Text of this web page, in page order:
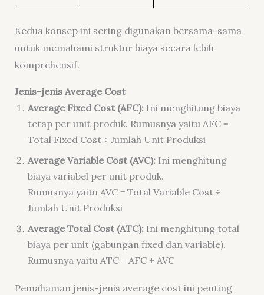
Kedua konsep ini sering digunakan bersama-sama
untuk memahami struktur biayasecara lebih
komprehensif.
Jenis-jenis Average Cost
Average Fixed Cost (AFC): Ini menghitung biaya
tetap per unit produk. Rumusnya yaitu AFC =
Total Fixed Cost ÷ Jumlah Unit Produksi
Average Variable Cost (AVC): Ini menghitung
biaya variabel per unit produk.
Rumusnya yaitu AVC = Total Variable Cost ÷
Jumlah Unit Produksi
Average Total Cost (ATC): Ini menghitung total
biaya per unit (gabungan fixed dan variable).
Rumusnya yaitu ATC = AFC + AVC
Pemahaman jenis-jenis average cost ini penting